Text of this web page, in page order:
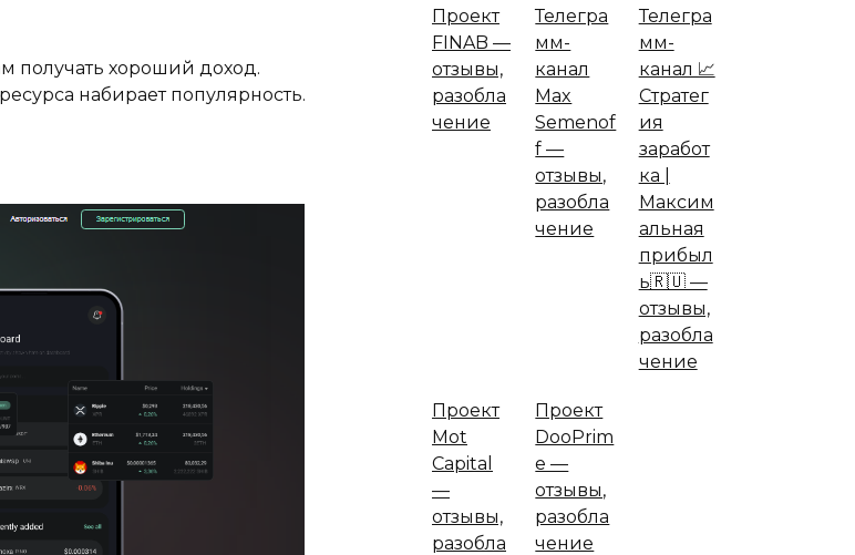
получать хороший доход.
набирает популярность.
Проект
FINAB —
отзывы,
разобла
чение
Телегра
мм-
канал
Max
Semenof
f —
отзывы,
разобла
чение
Телегра
мм-
канал 📈
Стратег
ия
заработ
ка |
Максим
альная
прибыл
ь🇷🇺 —
отзывы,
разобла
чение
Проект
Mot
Capital
—
отзывы,
разобла
Проект
DooPrim
e —
отзывы,
разобла
чение